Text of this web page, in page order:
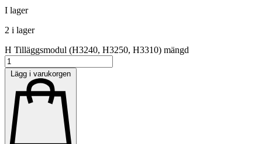
I lager
2 i lager
H Tilläggsmodul (H3240, H3250, H3310) mängd
Lägg i varukorgen